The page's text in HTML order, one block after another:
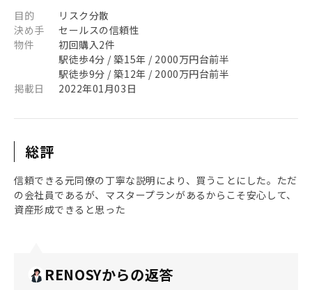
目的
リスク分散
決め手
セールスの信頼性
物件
初回購入2件
駅徒歩4分 / 築15年 / 2000万円台前半
駅徒歩9分 / 築12年 / 2000万円台前半
掲載日
2022年01月03日
総評
信頼できる元同僚の丁寧な説明により、買うことにした。ただ
の会社員であるが、マスタープランがあるからこそ安心して、
資産形成できると思った
RENOSYからの返答